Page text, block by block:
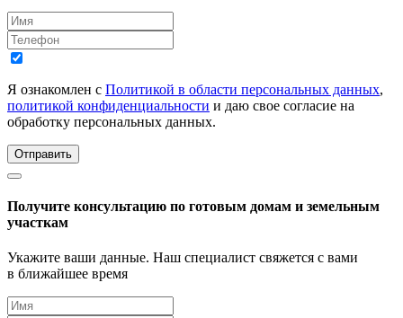
Я ознакомлен с Политикой в области персональных данных,
политикой конфиденциальности и даю свое согласие на
обработку персональных данных.
Отправить
Получите консультацию по готовым домам и земельным
участкам
Укажите ваши данные. Наш специалист свяжется с вами
в ближайшее время